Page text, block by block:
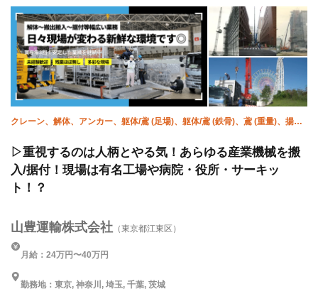
女性活躍中 夜勤あり 直帰・直行OK
車・バイク通勤OK 転勤なし
クレーン、解体、アンカー、躯体/鳶 (足場)、躯体/鳶 (鉄骨)、鳶 (重量)、揚
▷重視するのは人柄とやる気！あらゆる産業機械を搬
入/据付！現場は有名工場や病院・役所・サーキッ
ト！？
山豊運輸株式会社 （東京都江東区）
月給：24万円〜40万円
勤務地：東京, 神奈川, 埼玉, 千葉, 茨城